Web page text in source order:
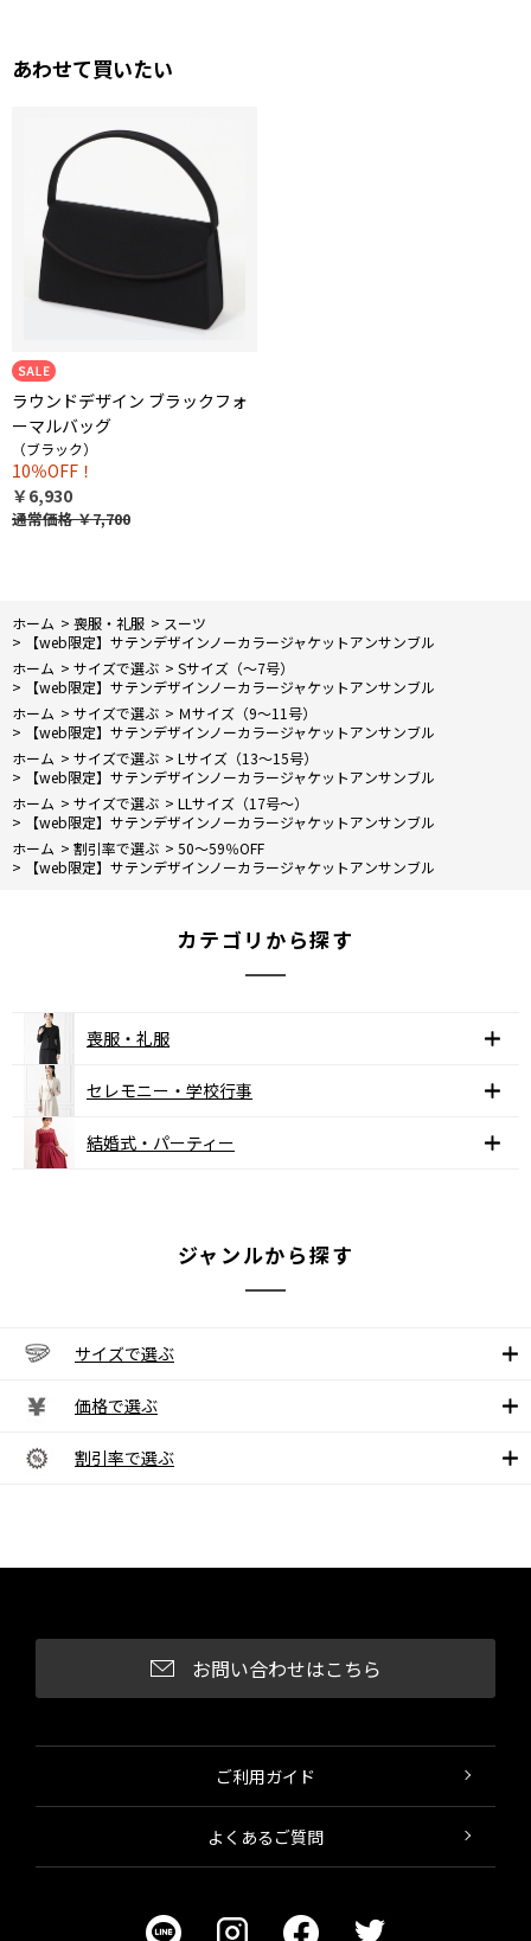
あわせて買いたい
ラウンドデザイン ブラックフォ
ーマルバッグ
（ブラック）
10％OFF！
￥6,930
通常価格￥7,700
ホーム > 喪服・礼服 > スーツ
>
【web限定】サテンデザインノーカラージャケットアンサンブル
ホーム > サイズで選ぶ > Sサイズ（～7号）
>
【web限定】サテンデザインノーカラージャケットアンサンブル
ホーム > サイズで選ぶ > Ｍサイズ（9～11号）
>
【web限定】サテンデザインノーカラージャケットアンサンブル
ホーム > サイズで選ぶ > Lサイズ（13～15号）
>
【web限定】サテンデザインノーカラージャケットアンサンブル
ホーム > サイズで選ぶ > LLサイズ（17号～）
>
【web限定】サテンデザインノーカラージャケットアンサンブル
ホーム > 割引率で選ぶ > 50～59％OFF
>
【web限定】サテンデザインノーカラージャケットアンサンブル
カテゴリから探す
喪服・礼服
セレモニー・学校行事
結婚式・パーティー
ジャンルから探す
サイズで選ぶ
価格で選ぶ
割引率で選ぶ
お問い合わせはこちら
ご利用ガイド
よくあるご質問